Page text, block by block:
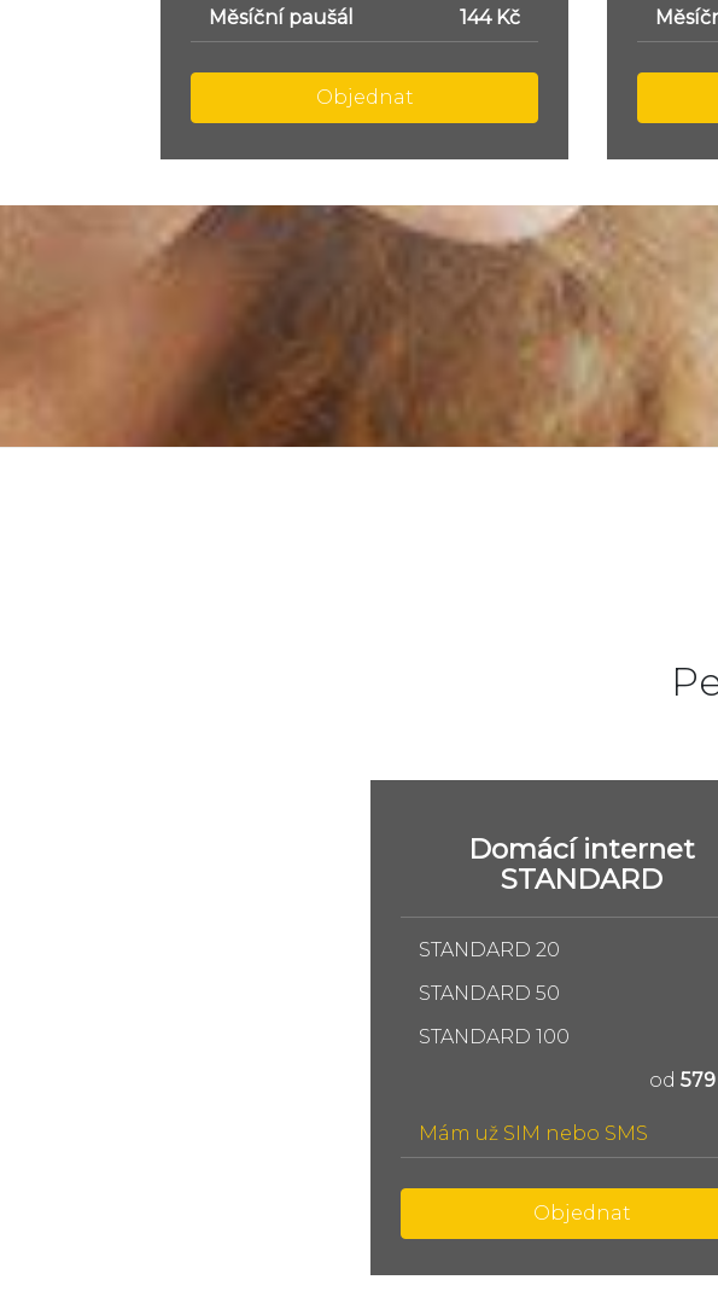
Měsíční paušál 299 Kč
Objednat
Domácí internet
STANDARD
STANDARD 20
STANDARD 50
STANDARD 100
od
Mám už SIM nebo SMS
Objednat